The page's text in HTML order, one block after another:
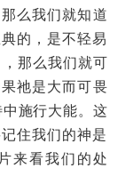
么我们就知道
的，是不轻易
，那么我们就可
祂是大而可畏
施行大能。这
住我们的神是
来看我们的处